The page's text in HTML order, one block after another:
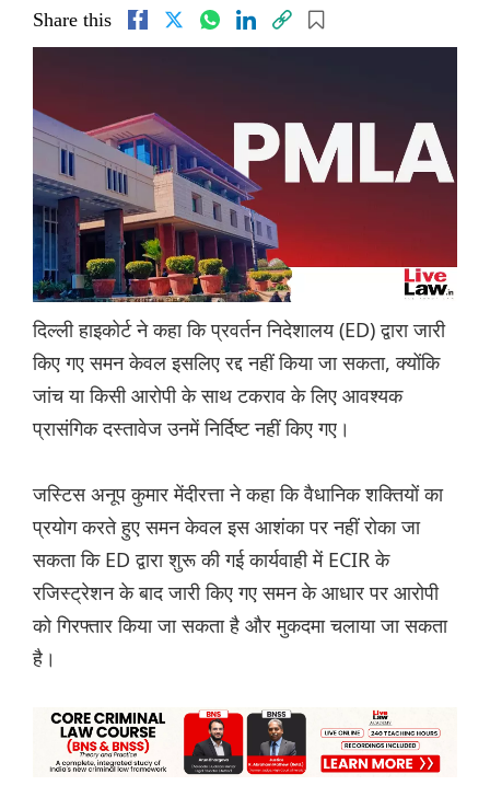
Share this
दिल्ली हाइकोर्ट ने कहा कि प्रवर्तन निदेशालय (ED) द्वारा जारी
किए गए समन केवल इसलिए रद्द नहीं किया जा सकता, क्योंकि
जांच या किसी आरोपी के साथ टकराव के लिए आवश्यक
प्रासंगिक दस्तावेज उनमें निर्दिष्ट नहीं किए गए।
जस्टिस अनूप कुमार मेंदीरत्ता ने कहा कि वैधानिक शक्तियों का
प्रयोग करते हुए समन केवल इस आशंका पर नहीं रोका जा
सकता कि ED द्वारा शुरू की गई कार्यवाही में ECIR के
रजिस्ट्रेशन के बाद जारी किए गए समन के आधार पर आरोपी
को गिरफ्तार किया जा सकता है और मुकदमा चलाया जा सकता
है।